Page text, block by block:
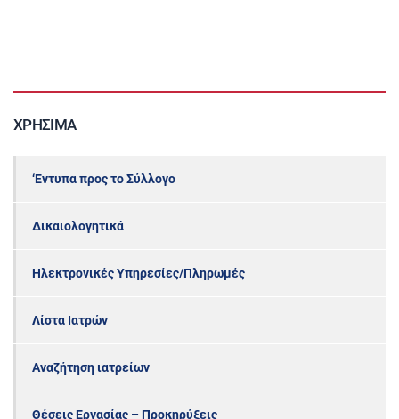
ΧΡΉΣΙΜΑ
‘Εντυπα προς το Σύλλογο
Δικαιολογητικά
Ηλεκτρονικές Υπηρεσίες/Πληρωμές
Λίστα Ιατρών
Αναζήτηση ιατρείων
Θέσεις Εργασίας – Προκηρύξεις